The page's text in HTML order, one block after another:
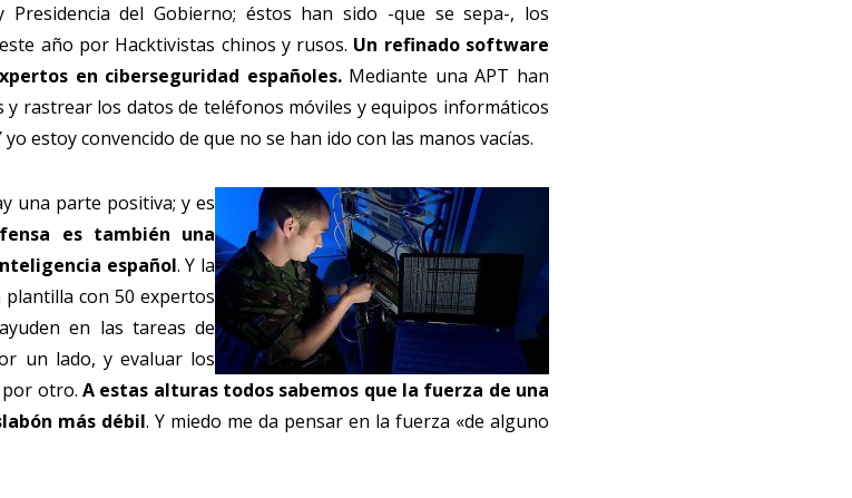
del Gobierno; éstos han sido -que se sepa-, los
año por Hacktivistas chinos y rusos. Un refinado software
en ciberseguridad españoles.Mediante una APT han
rastrear los datos de teléfonos móviles y equipos informáticos
estoy convencido de que no se han ido con las manos vacías.
una parte positiva; y es
es también una
español. Y la
con 50 expertos
en las tareas de
un lado, y evaluar los
por otro. A estas alturas todos sabemos que la fuerza de una
más débil. Y miedo me da pensar en la fuerza «de alguno